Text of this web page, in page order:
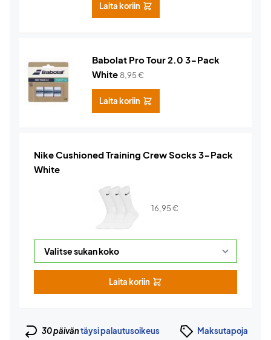
Laita koriin
Babolat Pro Tour 2.0 3-Pack
White 8,95€
Laita koriin
Nike Cushioned Training Crew Socks 3-Pack
White
16,95€
Laita koriin
30 päiväntäysi palautusoikeus Maksutapoja